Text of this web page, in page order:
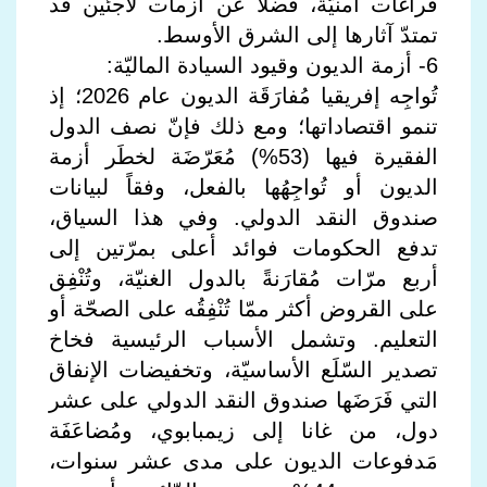
تمتدّ آثارها إلى الشرق الأوسط.
6- أزمة الديون وقيود السيادة الماليّة:
تُواجِه إفريقيا مُفارَقَة الديون عام 2026؛ إذ
تنمو اقتصاداتها؛ ومع ذلك فإنّ نصف الدول
الفقيرة فيها (53%) مُعَرّضَة لخطَر أزمة
الديون أو تُواجِهُها بالفعل، وفقاً لبيانات
صندوق النقد الدولي. وفي هذا السياق،
تدفع الحكومات فوائد أعلى بمرّتين إلى
أربع مرّات مُقارَنةً بالدول الغنيّة، وتُنْفِق
على القروض أكثر ممّا تُنْفِقُه على الصحّة أو
التعليم. وتشمل الأسباب الرئيسية فخاخ
تصدير السّلَع الأساسيّة، وتخفيضات الإنفاق
التي فَرَضَها صندوق النقد الدولي على عشر
دول، من غانا إلى زيمبابوي، ومُضاعَفَة
مَدفوعات الديون على مدى عشر سنوات،